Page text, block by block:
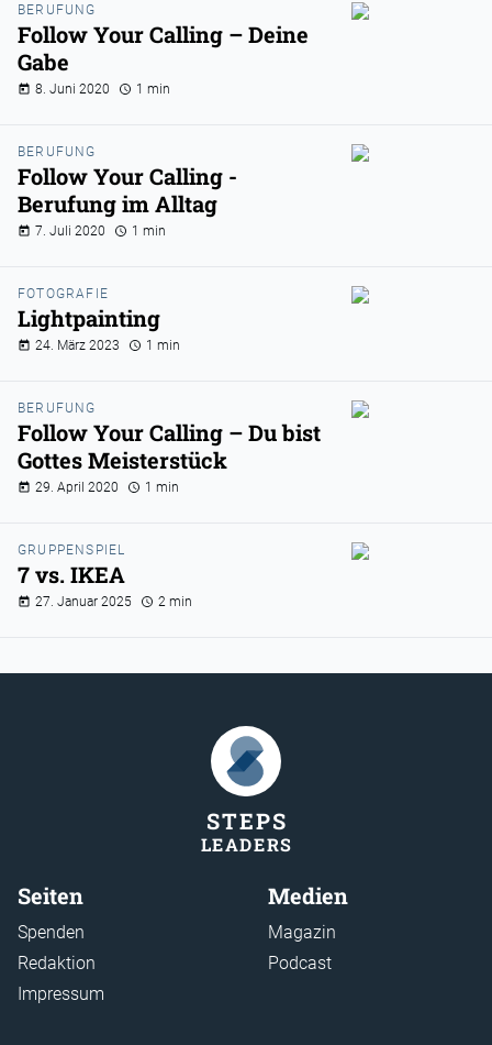
BERUFUNG
Follow Your Calling – Deine
Gabe
8. Juni 2020 1 min
BERUFUNG
Follow Your Calling -
Berufung im Alltag
7. Juli 2020 1 min
FOTOGRAFIE
Lightpainting
24. März 2023 1 min
BERUFUNG
Follow Your Calling – Du bist
Gottes Meisterstück
29. April 2020 1 min
GRUPPENSPIEL
7 vs. IKEA
27. Januar 2025 2 min
STEPS
LEADERS
Seiten
Spenden
Redaktion
Impressum
Medien
Magazin
Podcast